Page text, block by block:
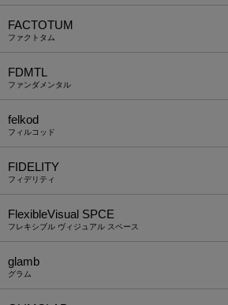
FACTOTUM
ファクトタム
FDMTL
ファンダメンタル
felkod
フィルコッド
FIDELITY
フィデリティ
FlexibleVisual SPCE
フレキシブル ヴィジュアル スペース
glamb
グラム